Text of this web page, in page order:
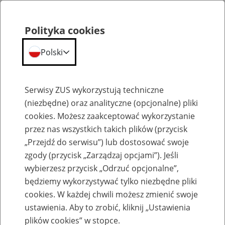
Szkolenia
Zaproś ZUS do siebie: Aktywni 50+
Polityka cookies
Polski
Serwisy ZUS wykorzystują techniczne
(niezbędne) oraz analityczne (opcjonalne) pliki
cookies. Możesz zaakceptować wykorzystanie
przez nas wszystkich takich plików (przycisk
„Przejdź do serwisu”) lub dostosować swoje
zgody (przycisk „Zarządzaj opcjami”). Jeśli
wybierzesz przycisk „Odrzuć opcjonalne”,
będziemy wykorzystywać tylko niezbędne pliki
cookies. W każdej chwili możesz zmienić swoje
ustawienia. Aby to zrobić, kliknij „Ustawienia
plików cookies” w stopce.